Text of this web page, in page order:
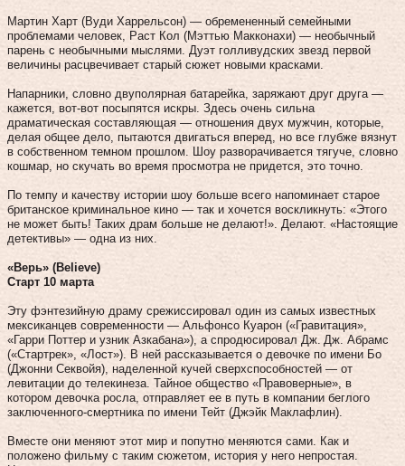
Мартин Харт (Вуди Харрельсон) — обремененный семейными
проблемами человек, Раст Кол (Мэттью Макконахи) — необычный
парень с необычными мыслями. Дуэт голливудских звезд первой
величины расцвечивает старый сюжет новыми красками.
Напарники, словно двуполярная батарейка, заряжают друг друга —
кажется, вот-вот посыпятся искры. Здесь очень сильна
драматическая составляющая — отношения двух мужчин, которые,
делая общее дело, пытаются двигаться вперед, но все глубже вязнут
в собственном темном прошлом. Шоу разворачивается тягуче, словно
кошмар, но скучать во время просмотра не придется, это точно.
По темпу и качеству истории шоу больше всего напоминает старое
британское криминальное кино — так и хочется воскликнуть: «Этого
не может быть! Таких драм больше не делают!». Делают. «Настоящие
детективы» — одна из них.
«Верь» (Believe)
Старт 10 марта
Эту фэнтезийную драму срежиссировал один из самых известных
мексиканцев современности — Альфонсо Куарон («Гравитация»,
«Гарри Поттер и узник Азкабана»), а спродюсировал Дж. Дж. Абрамс
(«Стартрек», «Лост»). В ней рассказывается о девочке по имени Бо
(Джонни Секвойя), наделенной кучей сверхспособностей — от
левитации до телекинеза. Тайное общество «Правоверные», в
котором девочка росла, отправляет ее в путь в компании беглого
заключенного-смертника по имени Тейт (Джэйк Маклафлин).
Вместе они меняют этот мир и попутно меняются сами. Как и
положено фильму с таким сюжетом, история у него непростая.